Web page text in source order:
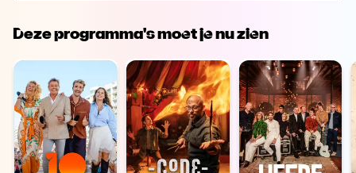
Deze programma's moet je nu zien